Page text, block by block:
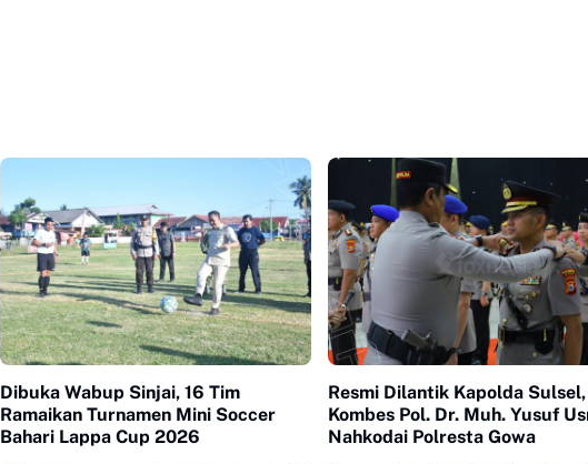
Dibuka Wabup Sinjai, 16 Tim
Ramaikan Turnamen Mini Soccer
Bahari Lappa Cup 2026
Resmi Dilantik Kapolda Sulsel,
Kombes Pol. Dr. Muh. Yusuf
Nahkodai Polresta Gowa